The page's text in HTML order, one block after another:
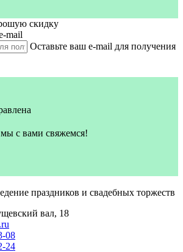
скидку
Оставьте ваш e-mail для получения
с вами свяжемся!
праздников и свадебных торжеств
вал, 18
08
24